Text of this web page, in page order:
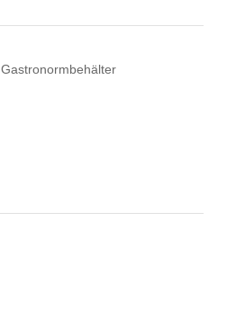
,Gastronormbehälter